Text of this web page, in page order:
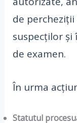
de
suspecților
de examen.
În urma
Statutul